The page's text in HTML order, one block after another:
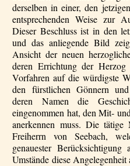
derselben in einer, den
entsprechenden Weise zur
Dieser Beschluss ist in den
und das anliegende Bild
Ansicht der neuen
deren Errichtung der
Vorfahren auf die würdigste
den fürstlichen Gönnern
deren Namen die
eingenommen hat, den Mit-
anerkennen muss. Die tätige
Freiherrn von Seebach,
genauester
Umstände diese